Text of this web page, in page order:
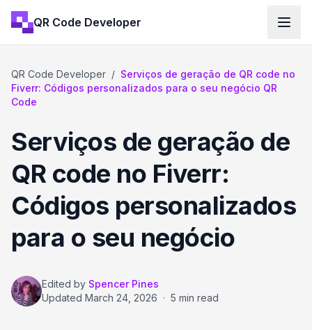
QR Code Developer
QR Code Developer / Serviços de geração de QR code no
Fiverr: Códigos personalizados para o seu negócio QR
Code
Serviços de geração de
QR code no Fiverr:
Códigos personalizados
para o seu negócio
Edited by Spencer Pines
Updated March 24, 2026 · 5 min read